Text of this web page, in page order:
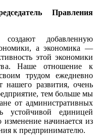
Правления
добавленную
а экономика —
этой экономики
Наше отношение к
трудом ежедневно
нашего развития, очень
тем больше мы
от административных
устойчивой единицей
начинается из
к предпринимателю.